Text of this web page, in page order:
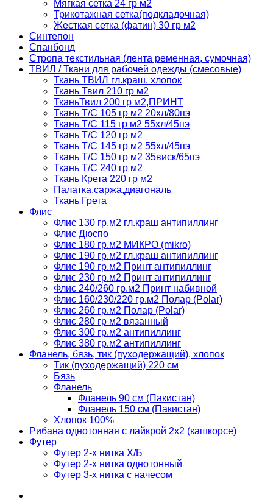
Мягкая сетка 24 гр м2
Трикотажная сетка(подкладочная)
Жесткая сетка (фатин) 30 гр м2
Синтепон
Спанбонд
Стропа текстильная (лента ременная, сумочная)
ТВИЛ / Ткани для рабочей одежды (смесовые)
Ткань ТВИЛ гл.краш. хлопок
Ткань Твил 210 гр м2
ТканьТвил 200 гр м2,ПРИНТ
Ткань Т/C 105 гр м2 20хл/80пэ
Ткань Т/C 115 гр м2 55хл/45пэ
Ткань Т/C 120 гр м2
Ткань Т/C 145 гр м2 55хл/45пэ
Ткань Т/C 150 гр м2 35виск/65пэ
Ткань Т/C 240 гр м2
Ткань Крета 220 гр м2
Палатка,саржа,диагональ
Ткань Грета
Флис
Флис 130 гр.м2 гл.краш антипиллинг
Флис Дюспо
Флис 180 гр.м2 МИКРО (mikro)
Флис 190 гр.м2 гл.краш антипиллинг
Флис 190 гр.м2 Принт антипиллинг
Флис 230 гр.м2 Принт антипиллинг
Флис 240/260 гр.м2 Принт набивной
Флис 160/230/220 гр.м2 Полар (Polar)
Флис 260 гр.м2 Полар (Polar)
Флис 280 гр м2 вязанный
Флис 300 гр.м2 антипиллинг
Флис 380 гр.м2 антипиллинг
Фланель, бязь, тик (пуходержащий), хлопок
Тик (пуходержащий) 220 см
Бязь
Фланель
Фланель 90 см (Пакистан)
Фланель 150 см (Пакистан)
Хлопок 100%
Рибана однотонная с лайкрой 2х2 (кашкорсе)
Футер
Футер 2-х нитка Х/Б
Футер 2-х нитка однотонный
Футер 3-х нитка с начесом